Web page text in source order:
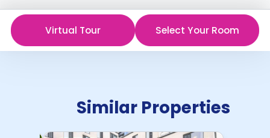
Select Your Room
Virtual Tour
Similar Properties